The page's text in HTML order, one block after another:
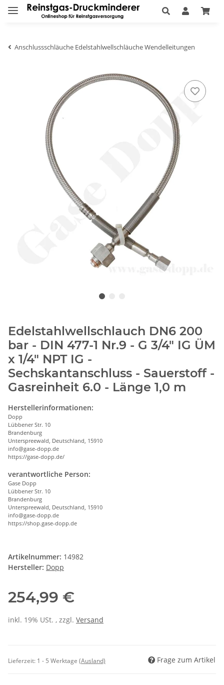
Anschlussschläuche Edelstahlwellschläuche Wendelleitungen
Edelstahlwellschlauch DN6 200
bar - DIN 477-1 Nr.9 - G 3/4" IG ÜM
x 1/4" NPT IG -
Sechskantanschluss - Sauerstoff -
Gasreinheit 6.0 - Länge 1,0 m
Herstellerinformationen:
Dopp
Lübbener Str. 10
Brandenburg
Unterspreewald, Deutschland, 15910
info@gase-dopp.de
https://gase-dopp.de/
verantwortliche Person:
Gase Dopp
Lübbener Str. 10
Brandenburg
Unterspreewald, Deutschland, 15910
info@gase-dopp.de
https://shop.gase-dopp.de
Artikelnummer: 14982
Hersteller: Dopp
254,99 €
inkl. 19% USt. , zzgl. Versand
Lieferzeit: 1 - 5 Werktage (Ausland) Frage zum Artikel